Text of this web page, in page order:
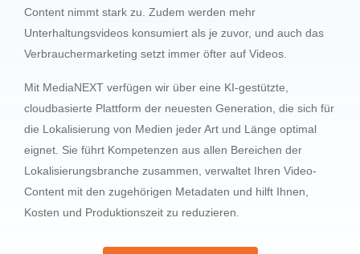
Content nimmt stark zu. Zudem werden mehr
Unterhaltungsvideos konsumiert als je zuvor, und auch das
Verbrauchermarketing setzt immer öfter auf Videos.
Mit MediaNEXT verfügen wir über eine KI-gestützte,
cloudbasierte Plattform der neuesten Generation, die sich für
die Lokalisierung von Medien jeder Art und Länge optimal
eignet. Sie führt Kompetenzen aus allen Bereichen der
Lokalisierungsbranche zusammen, verwaltet Ihren Video-
Content mit den zugehörigen Metadaten und hilft Ihnen,
Kosten und Produktionszeit zu reduzieren.